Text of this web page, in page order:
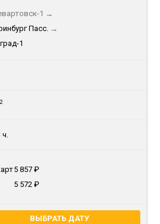
1 →
Пасс. →
1
5 857
5 572
ВЫБРАТЬ ДАТУ